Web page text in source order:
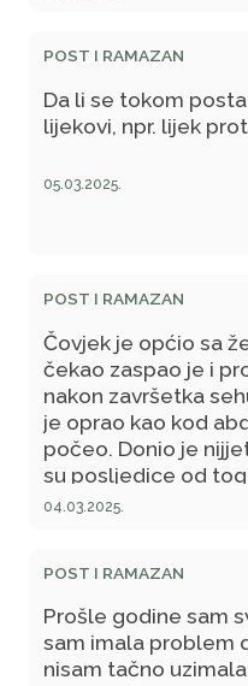
POST I RAMAZAN
Da li se tokom
lijekovi, npr. lijek
05.03.2025.
POST I RAMAZAN
Čovjek je općio sa
čekao zaspao je i
nakon završetka
je oprao kao kod
počeo. Donio je
su posljedice od
Allah nagradi za
04.03.2025.
POST I RAMAZAN
Prošle godine sam
sam imala problem
nisam tačno